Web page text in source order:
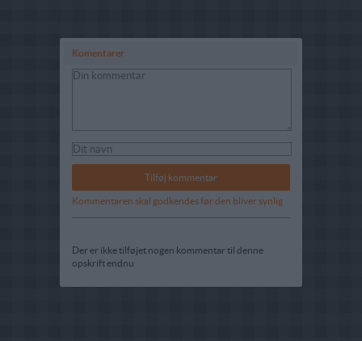
Komentarer
Kommentaren skal godkendes før den bliver synlig
Der er ikke tilføjet nogen kommentar til denne
opskrift endnu